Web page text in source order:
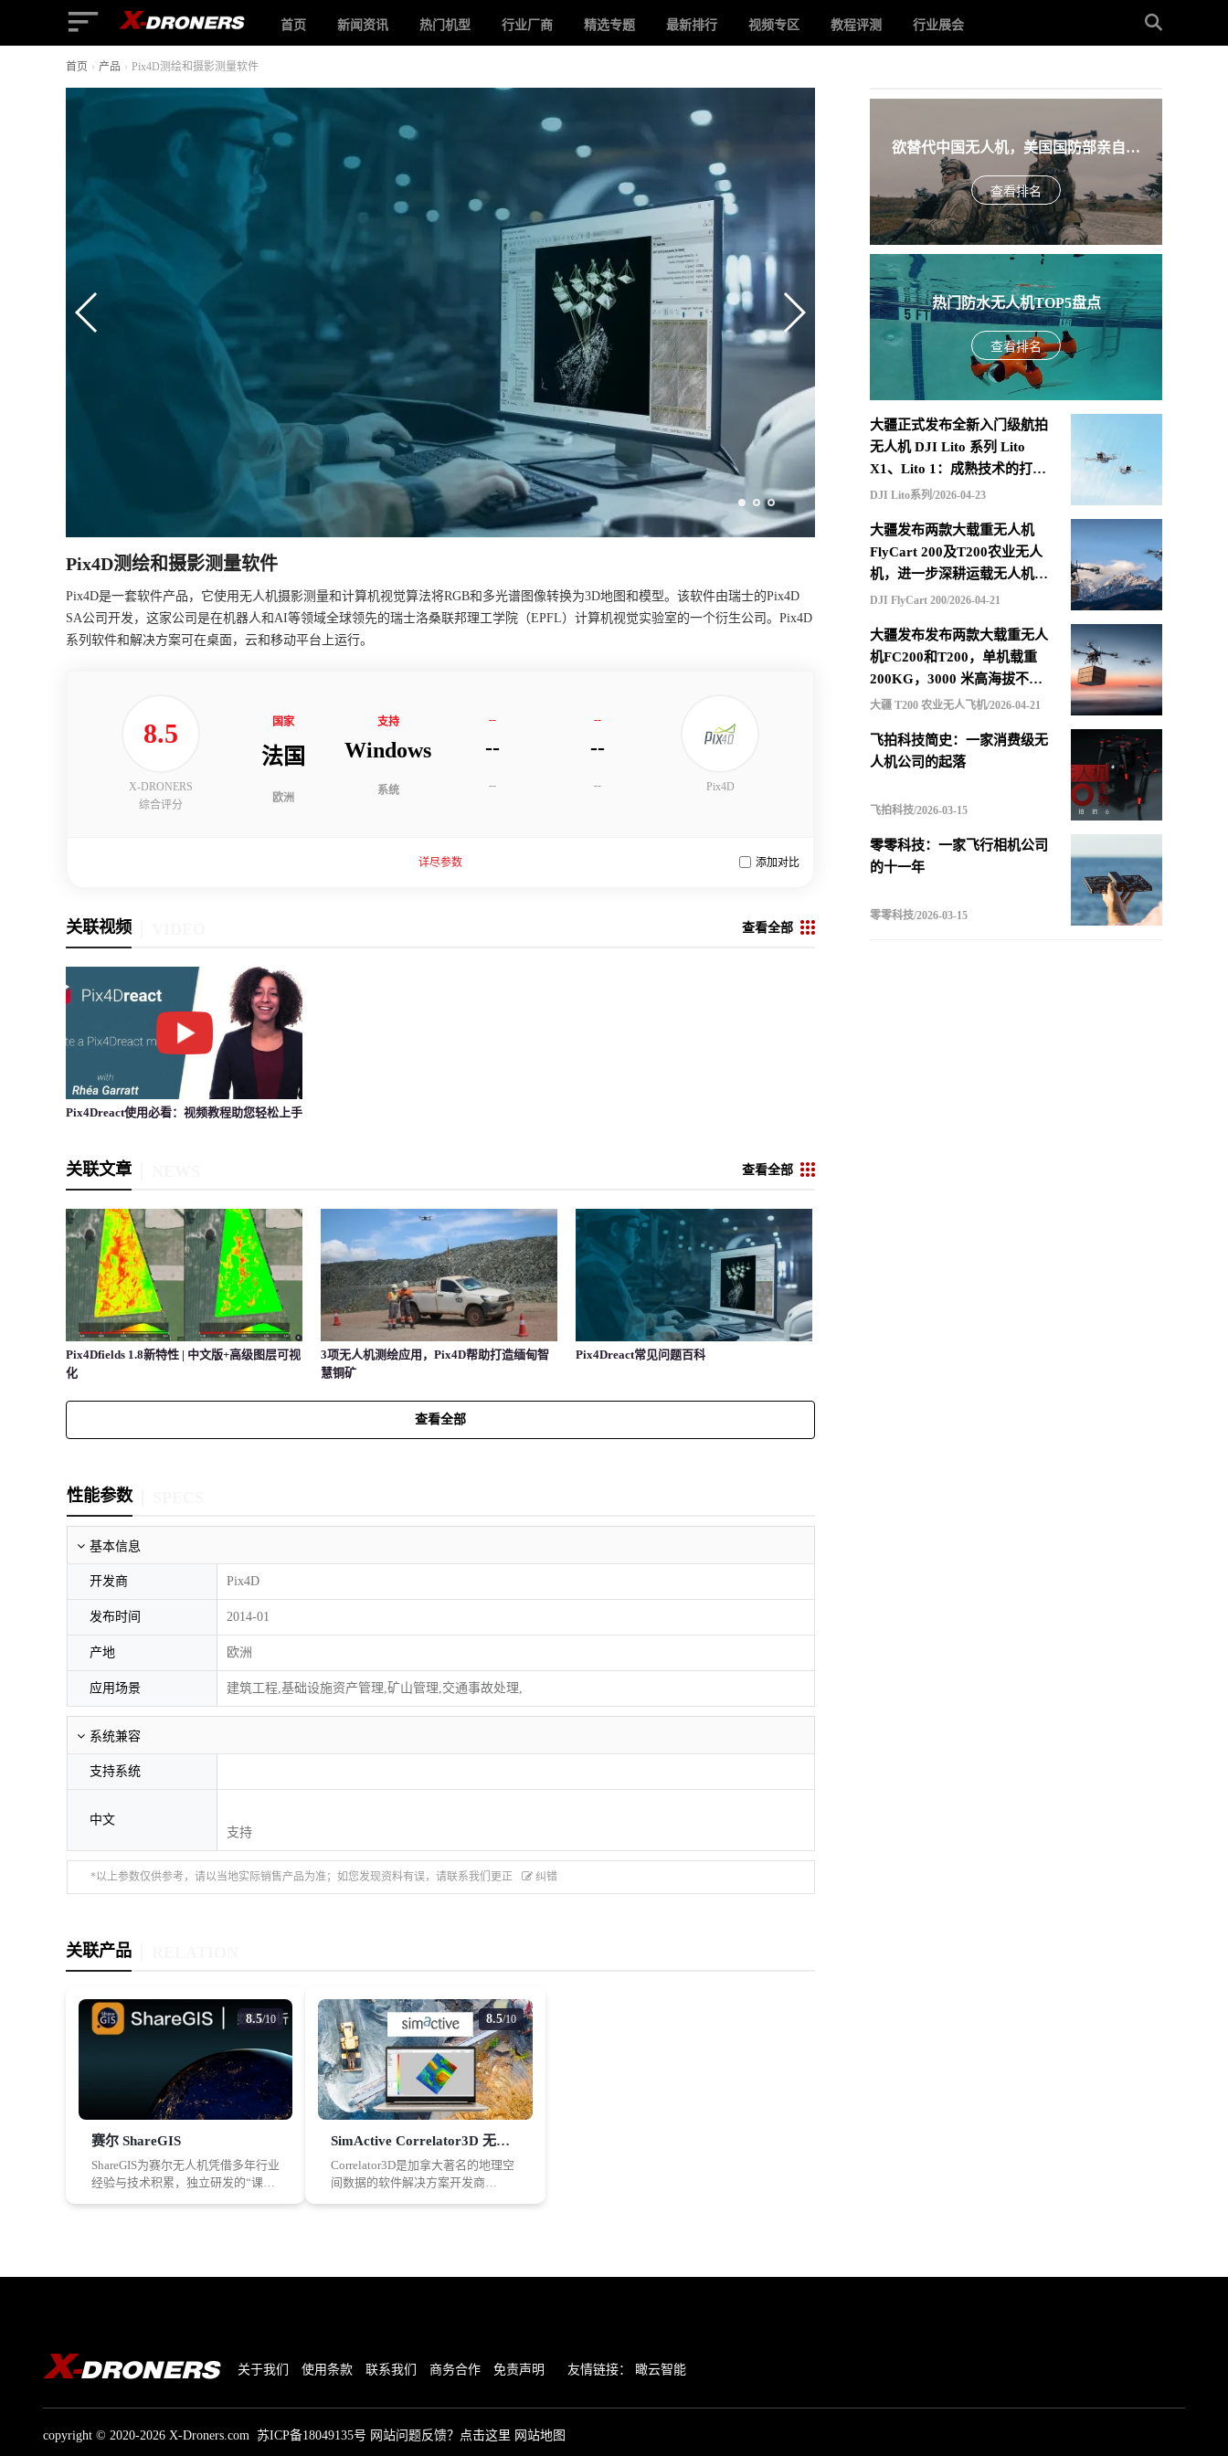
首页 新闻资讯 热门机型 行业厂商 精选专题 最新排行 视频专区 教程评测 行业展会
首页 › 产品 › Pix4D测绘和摄影测量软件
Pix4D测绘和摄影测量软件
Pix4D是一套软件产品，它使用无人机摄影测量和计算机视觉算法将RGB和多光谱图像转换为3D地图和模型。该软件由瑞士的Pix4D
SA公司开发，这家公司是在机器人和AI等领域全球领先的瑞士洛桑联邦理工学院（EPFL）计算机视觉实验室的一个衍生公司。Pix4D
系列软件和解决方案可在桌面，云和移动平台上运行。
8.5
X-DRONERS
综合评分
国家
法国
欧洲
支持
Windows
系统
--
--
--
--
--
-- Pix4D
详尽参数 添加对比
关联视频 查看全部
Pix4Dreact使用必看：视频教程助您轻松上手
关联文章 查看全部
Pix4Dfields 1.8新特性 | 中文版+高级图层可视
化
3项无人机测绘应用，Pix4D帮助打造缅甸智
慧铜矿
Pix4Dreact常见问题百科
查看全部
性能参数
基本信息
开发商 Pix4D
发布时间 2014-01
产地 欧洲
应用场景 建筑工程,基础设施资产管理,矿山管理,交通事故处理,
系统兼容
支持系统
中文
支持
*以上参数仅供参考，请以当地实际销售产品为准；如您发现资料有误，请联系我们更正 纠错
关联产品
8.5/10
赛尔 ShareGIS
ShareGIS为赛尔无人机凭借多年行业
经验与技术积累，独立研发的“课眼
8.5/10
SimActive Correlator3D 无人机测绘建模软件
Correlator3D是加拿大著名的地理空
间数据的软件解决方案开发商
欲替代中国无人机，美国国防部亲自下
场，盘点入围美军SRR项目的五款无人机
查看排名
热门防水无人机TOP5盘点
查看排名
大疆正式发布全新入门级航拍
无人机 DJI Lito 系列 Lito
X1、Lito 1：成熟技术的打包
重组，更低价格的选择
DJI Lito系列/2026-04-23
大疆发布两款大载重无人机
FlyCart 200及T200农业无人
机，进一步深耕运载无人机市
场
DJI FlyCart 200/2026-04-21
大疆发布发布两款大载重无人
机FC200和T200，单机载重
200KG，3000 米高海拔不减
载，支持四机联吊最多600KG
大疆 T200 农业无人飞机/2026-04-21
飞拍科技简史：一家消费级无
人机公司的起落
飞拍科技/2026-03-15
零零科技：一家飞行相机公司
的十一年
零零科技/2026-03-15
关于我们 使用条款 联系我们 商务合作 免责声明 友情链接： 瞰云智能
copyright © 2020-2026 X-Droners.com 苏ICP备18049135号 网站问题反馈？点击这里 网站地图